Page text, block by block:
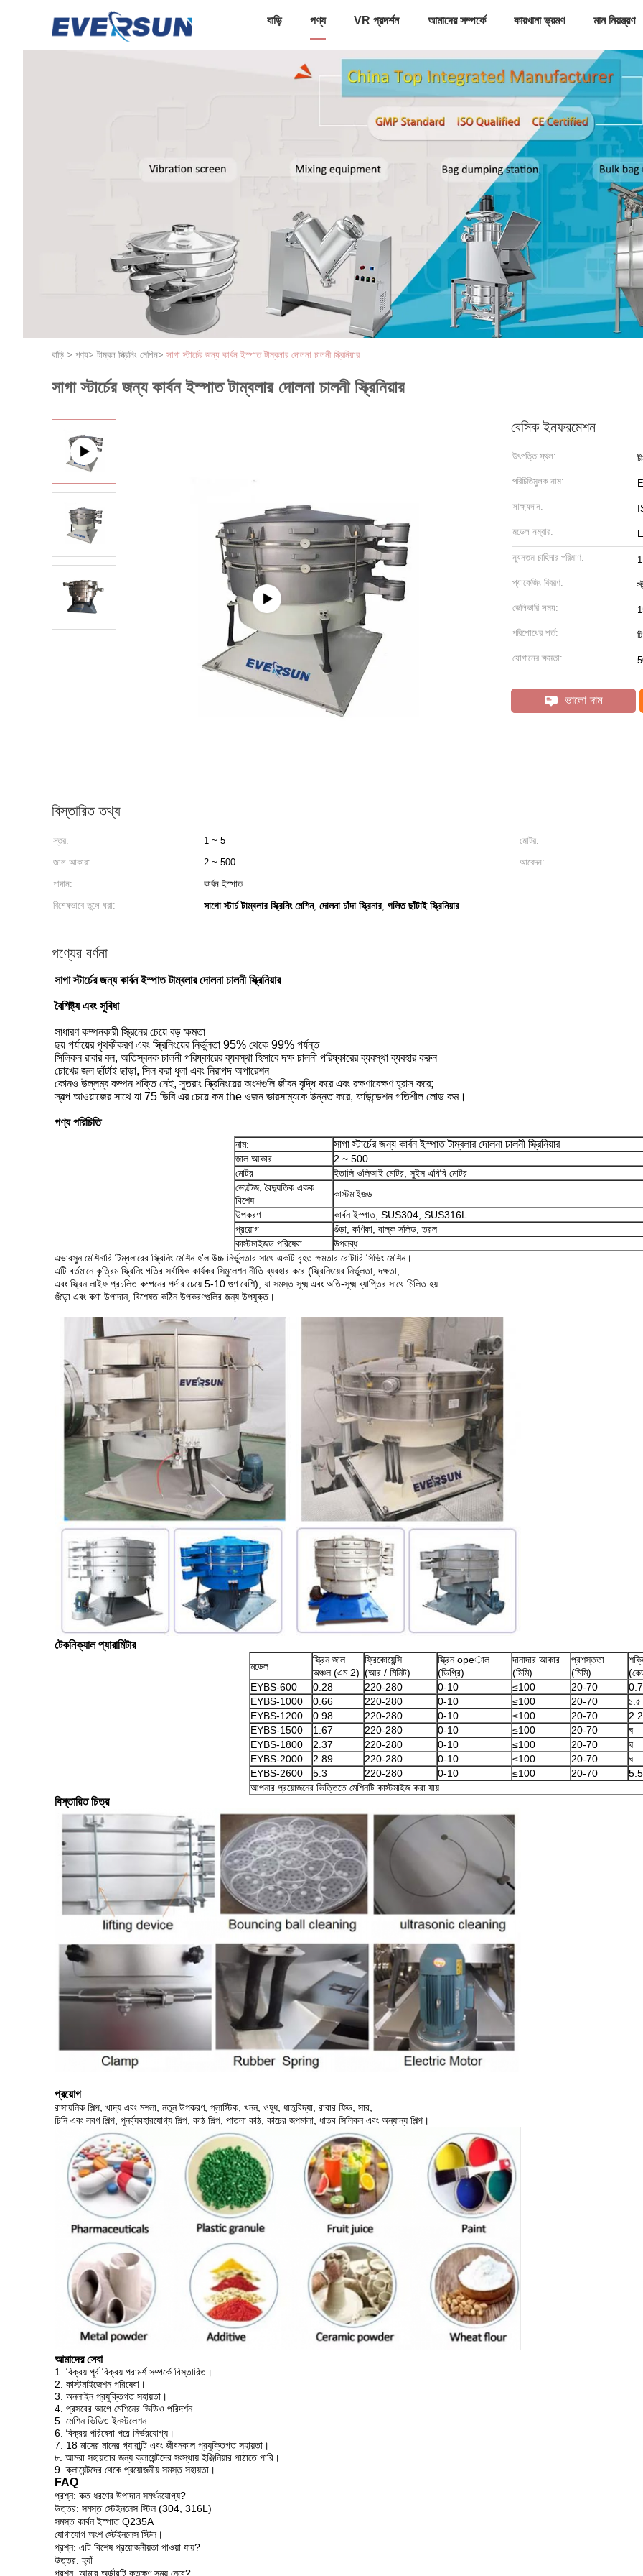
বাড়ি পণ্য VR প্রদর্শন আমাদের সম্পর্কে কারখানা ভ্রমণ মান নিয়ন্ত্রণ
বাড়ি > পণ্য>টাম্বল স্ক্রিনিং মেশিন> সাগা স্টার্চের জন্য কার্বন ইস্পাত টাম্বলার দোলনা চালনী স্ক্রিনিয়ার
সাগা স্টার্চের জন্য কার্বন ইস্পাত টাম্বলার দোলনা চালনী স্ক্রিনিয়ার
বেসিক ইনফরমেশন
উৎপত্তি স্থল:
পরিচিতিমুলক নাম:
সাক্ষ্যদান:
মডেল নম্বার:
ন্যূনতম চাহিদার পরিমাণ:
প্যাকেজিং বিবরণ:
ডেলিভারি সময়:
পরিশোধের শর্ত:
যোগানের ক্ষমতা:
ভালো দাম
বিস্তারিত তথ্য
স্তর: 1 ~ 5 মোটর:
জাল আকার:
2 ~ 500 আবেদন:
পাদান:
কার্বন ইস্পাত
বিশেষভাবে তুলে ধরা:
সাগো স্টার্চ টাম্বলার স্ক্রিনিং মেশিন, দোলনা চাঁদা স্ক্রিনার, গলিত ছাঁটাই স্ক্রিনিয়ার
পণ্যের বর্ণনা
সাগা স্টার্চের জন্য কার্বন ইস্পাত টাম্বলার দোলনা চালনী স্ক্রিনিয়ার
বৈশিষ্ট্য এবং সুবিধা
সাধারণ কম্পনকারী স্ক্রিনের চেয়ে বড় ক্ষমতা
ছয় পর্যায়ের পৃথকীকরণ এবং স্ক্রিনিংয়ের নির্ভুলতা 95% থেকে 99% পর্যন্ত
সিলিকন রাবার বল, অতিস্বনক চালনী পরিষ্কারের ব্যবস্থা হিসাবে দক্ষ চালনী পরিষ্কারের ব্যবস্থা ব্যবহার করুন
চোখের জল ছাঁটাই ছাড়া, সিল করা ধুলা এবং নিরাপদ অপারেশন
কোনও উল্লম্ব কম্পন শক্তি নেই, সুতরাং স্ক্রিনিংয়ের অংশগুলি জীবন বৃদ্ধি করে এবং রক্ষণাবেক্ষণ হ্রাস করে;
স্বল্প আওয়াজের সাথে যা 75 ডিবি এর চেয়ে কম the ওজন ভারসাম্যকে উন্নত করে, ফাউন্ডেশন গতিশীল লোড কম।
পণ্য পরিচিতি
নাম: সাগা স্টার্চের জন্য কার্বন ইস্পাত টাম্বলার দোলনা চালনী স্ক্রিনিয়ার
জাল আকার
2 ~ 500
মোটর
ইতালি ওলিআই মোটর, সুইস এবিবি মোটর
ভোল্টেজ, বৈদ্যুতিক একক
বিশেষ
কাস্টমাইজড
উপকরণ
কার্বন ইস্পাত, SUS304, SUS316L
প্রয়োগ
গুঁড়া, কণিকা, বাল্ক সলিড, তরল
কাস্টমাইজড পরিষেবা
উপলব্ধ
এভারসুন মেশিনারি টিম্বলারের স্ক্রিনিং মেশিন হ'ল উচ্চ নির্ভুলতার সাথে একটি বৃহত ক্ষমতার রোটারি সিভিং মেশিন।
এটি বর্তমানে কৃত্রিম স্ক্রিনিং গতির সর্বাধিক কার্যকর সিমুলেশন নীতি ব্যবহার করে (স্ক্রিনিংয়ের নির্ভুলতা, দক্ষতা,
এবং স্ক্রিন লাইফ প্রচলিত কম্পনের পর্দার চেয়ে 5-10 গুণ বেশি), যা সমস্ত সূক্ষ্ম এবং অতি-সূক্ষ্ম ব্যাপ্তির সাথে মিলিত হয়
গুঁড়ো এবং কণা উপাদান, বিশেষত কঠিন উপকরণগুলির জন্য উপযুক্ত।
টেকনিক্যাল প্যারামিটার
মডেল
স্ক্রিন জাল
অঞ্চল (এম 2)
ফ্রিকোয়েন্সি
(আর / মিনিট)
স্ক্রিন opeাল
(ডিগ্রি)
দানাদার আকার
(মিমি)
প্রশস্ততা
(মিমি)
EYBS-600
0.28 220-280 0-10 ≤100 20-70
EYBS-1000
0.66 220-280 0-10 ≤100 20-70
১.৫
EYBS-1200
0.98 220-280 0-10 ≤100 20-70
2.2
EYBS-1500
1.67 220-280 0-10 ≤100 20-70
ঘ
EYBS-1800
2.37 220-280 0-10 ≤100 20-70
ঘ
EYBS-2000
2.89 220-280 0-10 ≤100 20-70
ঘ
EYBS-2600
5.3 220-280 0-10 ≤100 20-70
5.5
আপনার প্রয়োজনের ভিত্তিতে মেশিনটি কাস্টমাইজ করা যায়
বিস্তারিত চিত্র
প্রয়োগ
রাসায়নিক শিল্প, খাদ্য এবং মশলা, নতুন উপকরণ, প্লাস্টিক, খনন, ওষুধ, ধাতুবিদ্যা, রাবার ফিড, সার,
চিনি এবং লবণ শিল্প, পুনর্ব্যবহারযোগ্য শিল্প, কাঠ শিল্প, পাতলা কাঠ, কাচের জপমালা, ধাতব সিলিকন এবং অন্যান্য শিল্প।
আমাদের সেবা
1. বিক্রয় পূর্ব বিক্রয় পরামর্শ সম্পর্কে বিস্তারিত।
2. কাস্টমাইজেশন পরিষেবা।
3. অনলাইন প্রযুক্তিগত সহায়তা।
4. প্রসবের আগে মেশিনের ভিডিও পরিদর্শন
5. মেশিন ভিডিও ইনস্টলেশন
6. বিক্রয় পরিষেবা পরে নির্ভরযোগ্য।
7. 18 মাসের মানের গ্যারান্টি এবং জীবনকাল প্রযুক্তিগত সহায়তা।
৮. আমরা সহায়তার জন্য ক্লায়েন্টদের সংস্থায় ইঞ্জিনিয়ার পাঠাতে পারি।
9. ক্লায়েন্টদের থেকে প্রয়োজনীয় সমস্ত সহায়তা।
FAQ
প্রশ্ন: কত ধরণের উপাদান সমর্থনযোগ্য?
উত্তর: সমস্ত স্টেইনলেস স্টিল (304, 316L)
সমস্ত কার্বন ইস্পাত Q235A
যোগাযোগ অংশ স্টেইনলেস স্টিল।
প্রশ্ন: এটি বিশেষ প্রয়োজনীয়তা পাওয়া যায়?
উত্তর: হ্যাঁ
প্রশ্ন: আমার অর্ডারটি কতক্ষণ সময় নেবে?